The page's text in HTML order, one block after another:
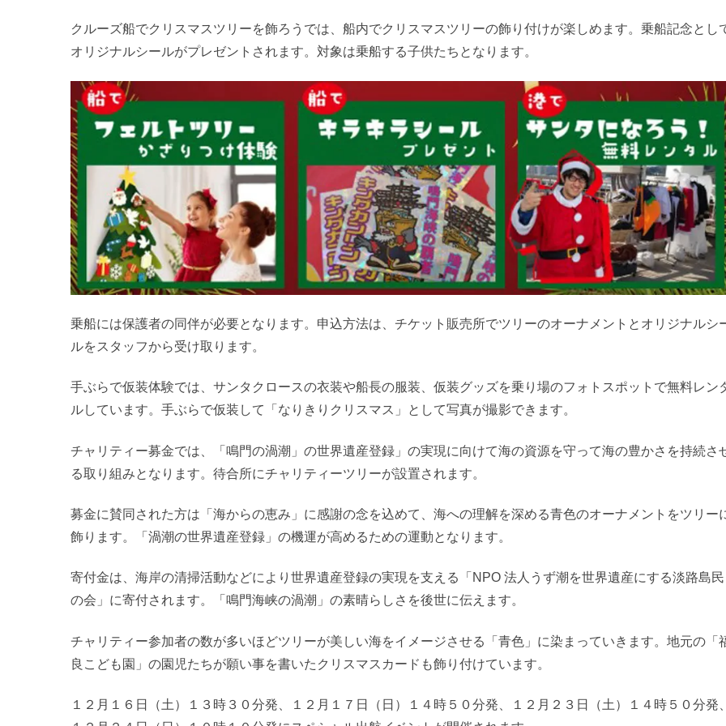
クルーズ船でクリスマスツリーを飾ろうでは、船内でクリスマスツリーの飾り付けが楽しめます。乗船記念とし
オリジナルシールがプレゼントされます。対象は乗船する子供たちとなります。
乗船には保護者の同伴が必要となります。申込方法は、チケット販売所でツリーのオーナメントとオリジナルシ
ルをスタッフから受け取ります。
手ぶらで仮装体験では、サンタクロースの衣装や船長の服装、仮装グッズを乗り場のフォトスポットで無料レン
ルしています。手ぶらで仮装して「なりきりクリスマス」として写真が撮影できます。
チャリティー募金では、「鳴門の渦潮」の世界遺産登録」の実現に向けて海の資源を守って海の豊かさを持続さ
る取り組みとなります。待合所にチャリティーツリーが設置されます。
募金に賛同された方は「海からの恵み」に感謝の念を込めて、海への理解を深める青色のオーナメントをツリー
飾ります。「渦潮の世界遺産登録」の機運が高めるための運動となります。
寄付金は、海岸の清掃活動などにより世界遺産登録の実現を支える「NPO 法人うず潮を世界遺産にする淡路島民
の会」に寄付されます。「鳴門海峡の渦潮」の素晴らしさを後世に伝えます。
チャリティー参加者の数が多いほどツリーが美しい海をイメージさせる「青色」に染まっていきます。地元の「
良こども園」の園児たちが願い事を書いたクリスマスカードも飾り付けています。
１２月１６日（土）１３時３０分発、１２月１７日（日）１４時５０分発、１２月２３日（土）１４時５０分発